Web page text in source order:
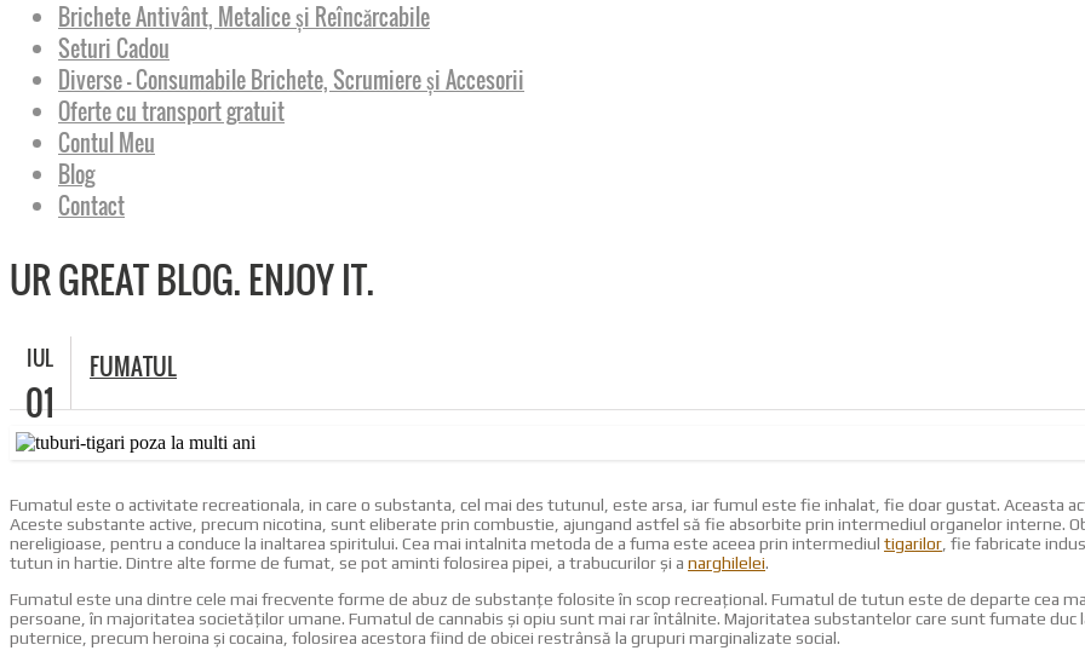
Brichete Antivânt, Metalice și Reîncărcabile
Seturi Cadou
Diverse – Consumabile Brichete, Scrumiere și Accesorii
Oferte cu transport gratuit
Contul Meu
Blog
Contact
UR GREAT BLOG. ENJOY IT.
IUL
01
FUMATUL
Fumatul este o activitate recreationala, in care o substanta, cel mai des tutunul, este arsa, iar fumul este fie inhalat, fie doar gustat. Aceasta
Aceste substante active, precum nicotina, sunt eliberate prin combustie, ajungand astfel să fie absorbite prin intermediul organelor interne.
nereligioase, pentru a conduce la inaltarea spiritului. Cea mai intalnita metoda de a fuma este aceea prin intermediul tigarilor , fie fabricate
tutun in hartie. Dintre alte forme de fumat, se pot aminti folosirea pipei, a trabucurilor şi a narghilelei.
Fumatul este una dintre cele mai frecvente forme de abuz de substanţe folosite în scop recreaţional. Fumatul de tutun este de departe cea
persoane, în majoritatea societăţilor umane. Fumatul de cannabis şi opiu sunt mai rar întâlnite. Majoritatea substantelor care sunt fumate
puternice, precum heroina şi cocaina, folosirea acestora fiind de obicei restrânsă la grupuri marginalizate social.